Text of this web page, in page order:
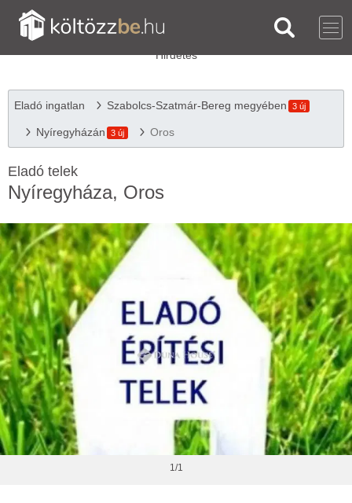
Eladó ingatlan Szabolcs-Szatmár-Bereg megyében 3 új
Nyíregyházán 3 új Oros
Eladó telek
Nyíregyháza, Oros
1/1